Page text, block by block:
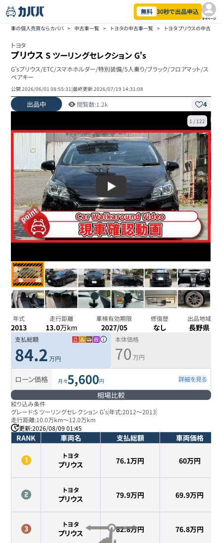
無料 30秒で出品申込
マイページ
車の個人売買ならカババ > 中古車一覧 > トヨタの中古車一覧 > トヨタ プリウスの中古車
トヨタ
プリウス S ツーリングセレクション G's
G’sプリウス/ETC/スマホホルダー/特別装備/5人乗り/ブラック/フロアマット/ス
ペアキー
公開2026/06/01 08:55:31|最終更新2026/07/19 14:31:08
出品中 閲覧数:1.2k 4
1 / 122
年式
2013
走行距離
13.0万km
車検有効期限
2027/05
修復歴
なし
出品地域
長野県
支払総額
84.2 万円
本体価格
70 万円
ローン価格 月々5,600円 詳細を見る
相場比較
絞り込み条件
グレード:S ツーリングセレクション G's 年式:2012～2013
走行距離:10.0万km～12.0万km
更新:2026/08/09 01:45
RANK 車両名 支払総額 車両価格
トヨタ
プリウス 76.1万円 60万円
トヨタ
プリウス 79.9万円 69.9万円
トヨタ
プリウス 82.8万円 76.8万円